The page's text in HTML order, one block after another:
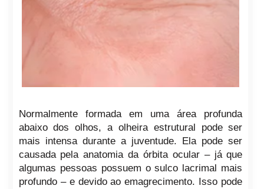
Normalmente formada em uma área profunda
abaixo dos olhos, a olheira estrutural pode ser
mais intensa durante a juventude. Ela pode ser
causada pela anatomia da órbita ocular – já que
algumas pessoas possuem o sulco lacrimal mais
profundo – e devido ao emagrecimento. Isso pode